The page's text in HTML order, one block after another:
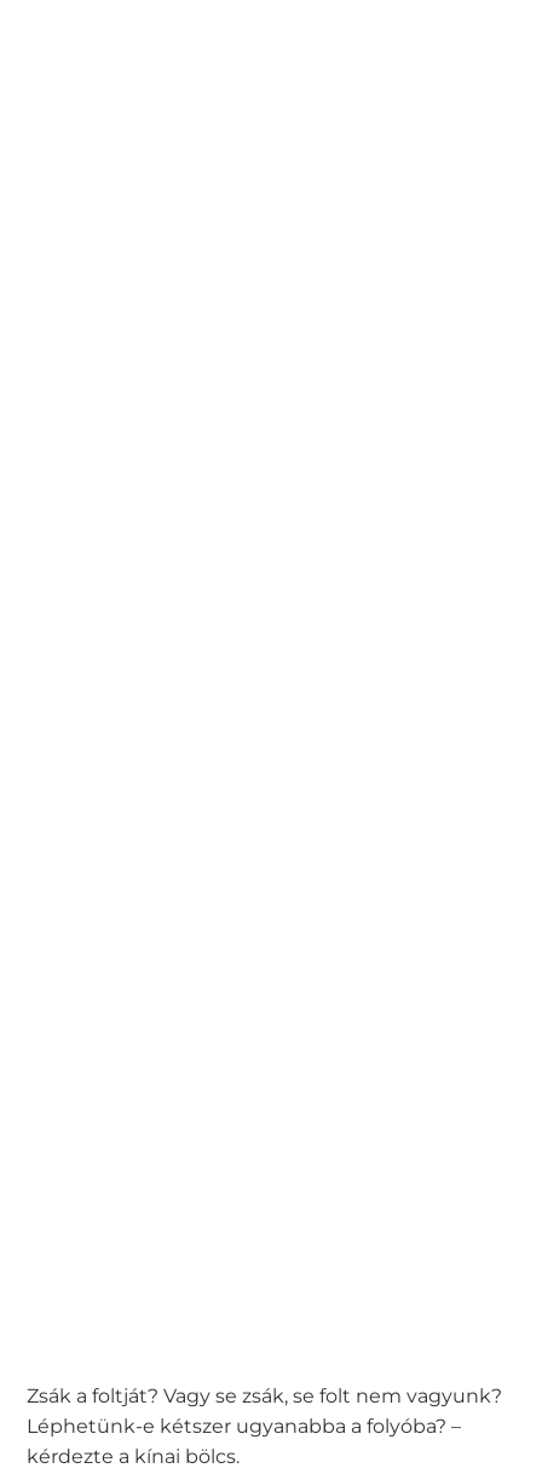
Zsák a foltját? Vagy se zsák, se folt nem vagyunk?
Léphetünk-e kétszer ugyanabba a folyóba? –
kérdezte a kínai bölcs.